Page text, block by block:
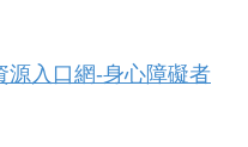
源入口網-身心障礙者